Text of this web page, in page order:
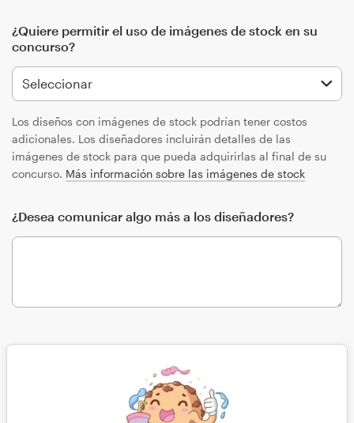
¿Quiere permitir el uso de imágenes de stock en su
concurso?
Los diseños con imágenes de stock podrían tener costos
adicionales. Los diseñadores incluirán detalles de las
imágenes de stock para que pueda adquirirlas al final de su
concurso. Más información sobre las imágenes de stock
¿Desea comunicar algo más a los diseñadores?